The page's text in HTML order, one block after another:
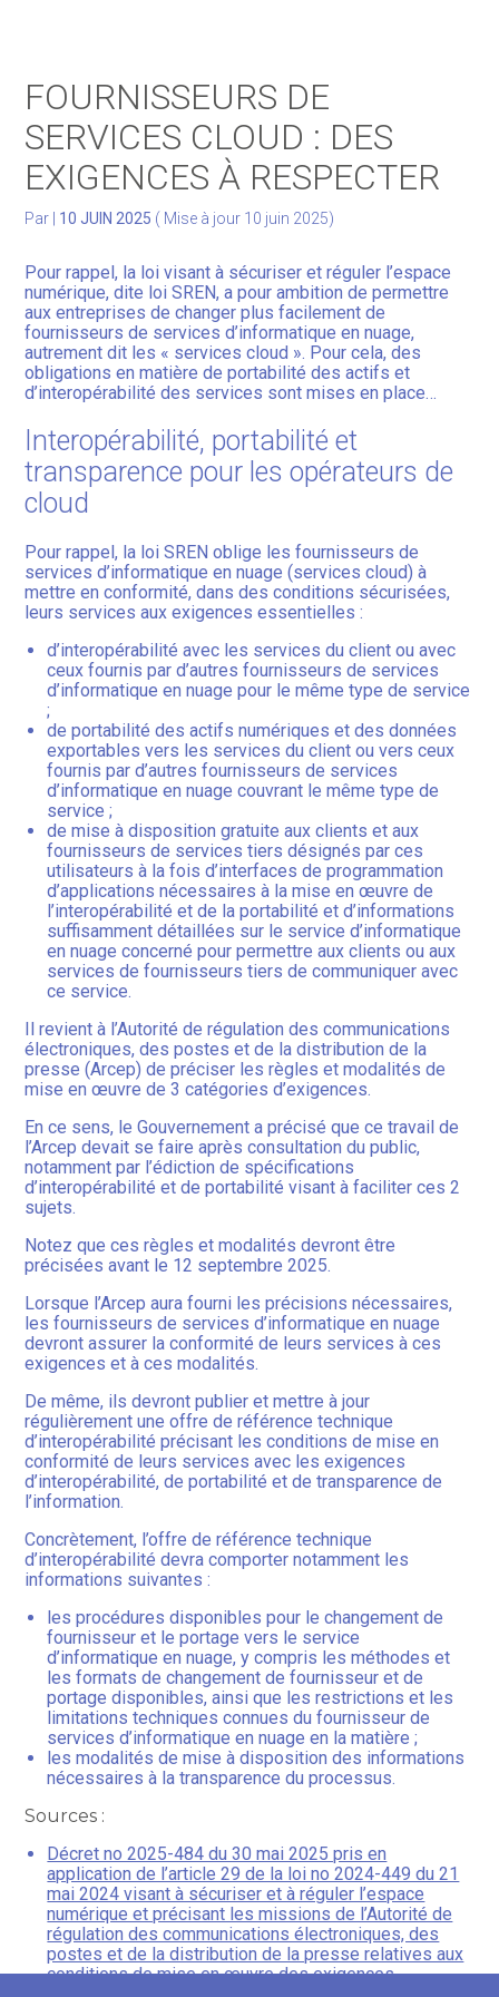
Gérer votre patrimoine
Facturation Électronique
FOURNISSEURS DE
SERVICES CLOUD : DES
EXIGENCES À RESPECTER
Par 10 JUIN 2025 ( Mise à jour 10 juin 2025)
Pour rappel, la loi visant à sécuriser et réguler l’espace
numérique, dite loi SREN, a pour ambition de permettre
aux entreprises de changer plus facilement de
fournisseurs de services d’informatique en nuage,
autrement dit les « services cloud ». Pour cela, des
obligations en matière de portabilité des actifs et
d’interopérabilité des services sont mises en place…
Interopérabilité, portabilité et
transparence pour les opérateurs de
cloud
Pour rappel, la loi SREN oblige les fournisseurs de
services d’informatique en nuage (services cloud) à
mettre en conformité, dans des conditions sécurisées,
leurs services aux exigences essentielles :
d’interopérabilité avec les services du client ou avec
ceux fournis par d’autres fournisseurs de services
d’informatique en nuage pour le même type de service
;
de portabilité des actifs numériques et des données
exportables vers les services du client ou vers ceux
fournis par d’autres fournisseurs de services
d’informatique en nuage couvrant le même type de
service ;
de mise à disposition gratuite aux clients et aux
fournisseurs de services tiers désignés par ces
utilisateurs à la fois d’interfaces de programmation
d’applications nécessaires à la mise en œuvre de
l’interopérabilité et de la portabilité et d’informations
suffisamment détaillées sur le service d’informatique
en nuage concerné pour permettre aux clients ou aux
services de fournisseurs tiers de communiquer avec
ce service.
Il revient à l’Autorité de régulation des communications
électroniques, des postes et de la distribution de la
presse (Arcep) de préciser les règles et modalités de
mise en œuvre de 3 catégories d’exigences.
En ce sens, le Gouvernement a précisé que ce travail de
l’Arcep devait se faire après consultation du public,
notamment par l’édiction de spécifications
d’interopérabilité et de portabilité visant à faciliter ces 2
sujets.
Notez que ces règles et modalités devront être
précisées avant le 12 septembre 2025.
Lorsque l’Arcep aura fourni les précisions nécessaires,
les fournisseurs de services d’informatique en nuage
devront assurer la conformité de leurs services à ces
exigences et à ces modalités.
De même, ils devront publier et mettre à jour
régulièrement une offre de référence technique
d’interopérabilité précisant les conditions de mise en
conformité de leurs services avec les exigences
d’interopérabilité, de portabilité et de transparence de
l’information.
Concrètement, l’offre de référence technique
d’interopérabilité devra comporter notamment les
informations suivantes :
les procédures disponibles pour le changement de
fournisseur et le portage vers le service
d’informatique en nuage, y compris les méthodes et
les formats de changement de fournisseur et de
portage disponibles, ainsi que les restrictions et les
limitations techniques connues du fournisseur de
services d’informatique en nuage en la matière ;
les modalités de mise à disposition des informations
nécessaires à la transparence du processus.
Sources :
Décret no 2025-484 du 30 mai 2025 pris en
application de l’article 29 de la loi no 2024-449 du 21
mai 2024 visant à sécuriser et à réguler l’espace
numérique et précisant les missions de l’Autorité de
régulation des communications électroniques, des
postes et de la distribution de la presse relatives aux
conditions de mise en œuvre des exigences